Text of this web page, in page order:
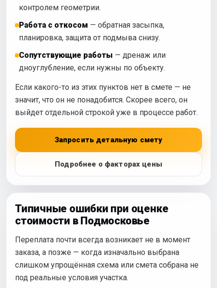
контролем геометрии.
Работа с откосом — обратная засыпка,
планировка, защита от подмыва снизу.
Сопутствующие работы — дренаж или
дноуглубление, если нужны по объекту.
Если какого-то из этих пунктов нет в смете — не
значит, что он не понадобится. Скорее всего, он
выйдет отдельной строкой уже в процессе работ.
Запросить детальную смету
Подробнее о факторах цены
Типичные ошибки при оценке
стоимости в Подмосковье
Переплата почти всегда возникает не в момент
заказа, а позже — когда изначально выбрана
слишком упрощённая схема или смета собрана не
под реальные условия участка.